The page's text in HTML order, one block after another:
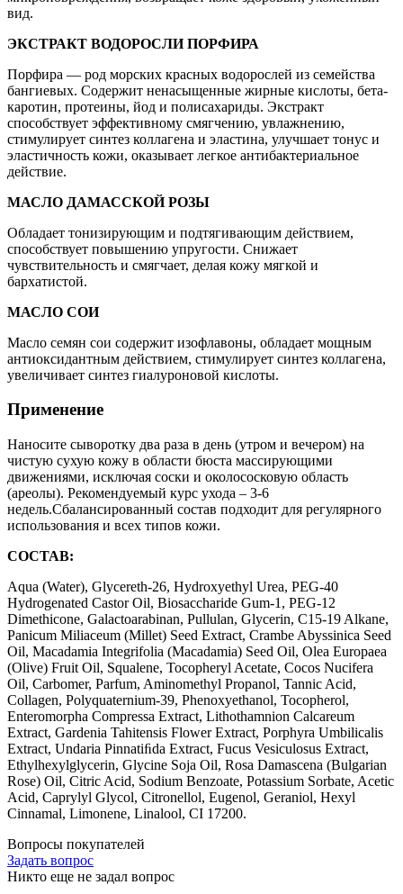
вид.
ЭКСТРАКТ ВОДОРОСЛИ ПОРФИРА
Порфира — род морских красных водорослей из семейства
бангиевых. Содержит ненасыщенные жирные кислоты, бета-
каротин, протеины, йод и полисахариды. Экстракт
способствует эффективному смягчению, увлажнению,
стимулирует синтез коллагена и эластина, улучшает тонус и
эластичность кожи, оказывает легкое антибактериальное
действие.
МАСЛО ДАМАССКОЙ РОЗЫ
Обладает тонизирующим и подтягивающим действием,
способствует повышению упругости. Снижает
чувствительность и смягчает, делая кожу мягкой и
бархатистой.
МАСЛО СОИ
Масло семян сои содержит изофлавоны, обладает мощным
антиоксидантным действием, стимулирует синтез коллагена,
увеличивает синтез гиалуроновой кислоты.
Применение
Наносите сыворотку два раза в день (утром и вечером) на
чистую сухую кожу в области бюста массирующими
движениями, исключая соски и околососковую область
(ареолы). Рекомендуемый курс ухода – 3-6
недель.Сбалансированный состав подходит для регулярного
использования и всех типов кожи.
СОСТАВ:
Aqua (Water), Glycereth-26, Hydroxyethyl Urea, PEG-40
Hydrogenated Castor Oil, Biosaccharide Gum-1, PEG-12
Dimethicone, Galactoarabinan, Pullulan, Glycerin, C15-19 Alkane,
Panicum Miliaceum (Millet) Seed Extract, Crambe Abyssinica Seed
Oil, Macadamia Integrifolia (Macadamia) Seed Oil, Olea Europaea
(Olive) Fruit Oil, Squalene, Tocopheryl Acetate, Cocos Nucifera
Oil, Carbomer, Parfum, Aminomethyl Propanol, Tannic Acid,
Collagen, Polyquaternium-39, Phenoxyethanol, Tocopherol,
Enteromorpha Compressa Extract, Lithothamnion Calcareum
Extract, Gardenia Tahitensis Flower Extract, Porphyra Umbilicalis
Extract, Undaria Pinnatiﬁda Extract, Fucus Vesiculosus Extract,
Ethylhexylglycerin, Glycine Soja Oil, Rosa Damascena (Bulgarian
Rose) Oil, Citric Acid, Sodium Benzoate, Potassium Sorbate, Acetic
Acid, Caprylyl Glycol, Citronellol, Eugenol, Geraniol, Hexyl
Cinnamal, Limonene, Linalool, CI 17200.
Вопросы покупателей
Задать вопрос
Никто еще не задал вопрос